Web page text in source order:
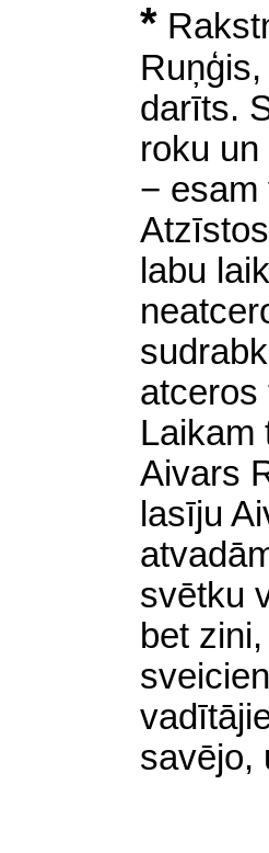
*
darīts.
roku
− esam
labu
atceros
Laikam
Aivars
lasīju
svētku
bet
savējo,